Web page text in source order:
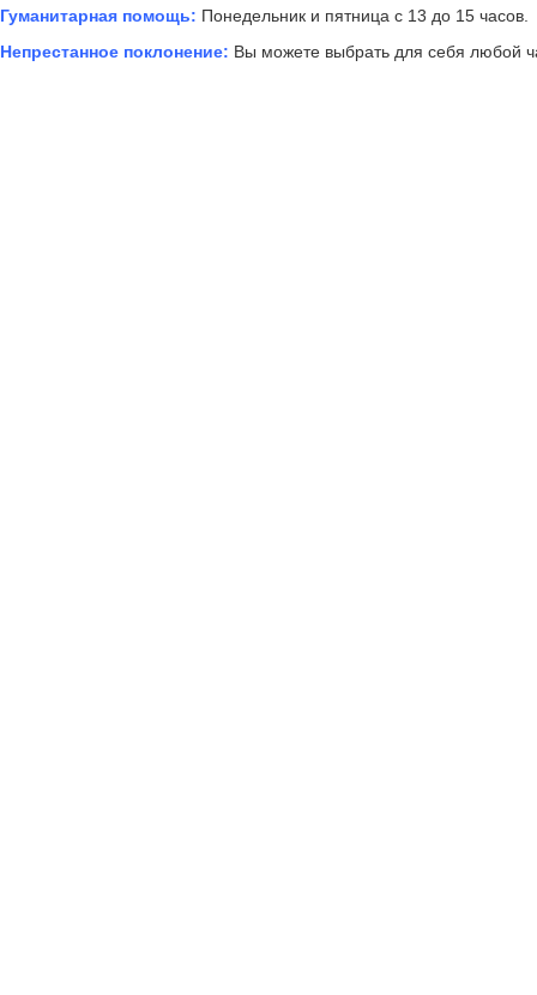
Гуманитарная помощь: Понедельник и пятница с 13 до 15 часов.
Непрестанное поклонение: Вы можете выбрать для себя любой